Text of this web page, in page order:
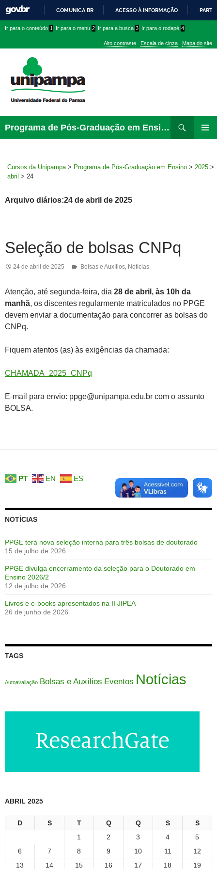
PARA
CONTEÚDO
COMUNICA BR ACESSO À INFORMAÇÃO
conteúdo
menu
superior
menu
Ir para o conteúdo 1 Ir para o menu 2 Ir para a busca 3 Ir para o rodapé 4
Alto contraste Escala de cinza Mapa do site
Programa de Pós-Graduação em Ensino
para
Cursos da Unipampa > Programa de Pós-Graduação em Ensino > 2025 >
abril > 24
Arquivo diários:24 de abril de 2025
Seleção de bolsas CNPq
24 de abril de 2025 Bolsas e Auxílios Notícias
Atenção, até segunda-feira, dia 28 de abril, às 10h da
manhã, os discentes regularmente matriculados no PPGE
devem enviar a documentação para concorrer as bolsas do
CNPq.
Fiquem atentos (as) às exigências da chamada:
CHAMADA_2025_CNPq
E-mail para envio: ppge@unipampa.edu.br com o assunto
BOLSA.
PT EN ES
NOTÍCIAS
PPGE terá nova seleção interna para três bolsas de doutorado
15 de julho de 2026
PPGE divulga encerramento da seleção para o Doutorado em
Ensino 2026/2
12 de julho de 2026
Livros e e-books apresentados na II JIPEA
26 de junho de 2026
TAGS
Autoavaliação Bolsas e Auxílios Eventos Notícias
ABRIL 2025
D S T Q Q S
S
1
2 3 4
5
6
7 8 9 10 11
12
13
14 15 16 17 18 19